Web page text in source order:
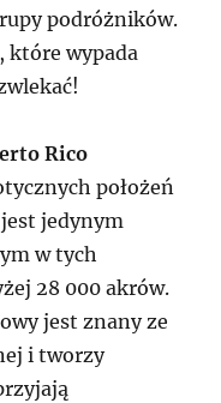
podróżników.
które wypada
Rico
położeń
jedynym
w tych
28 000 akrów.
jest znany ze
i tworzy